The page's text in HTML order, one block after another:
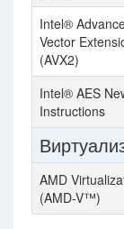
Intel®
Vector
(AVX2)
Intel® AES
Instructions
AMD
(AMD-V™)